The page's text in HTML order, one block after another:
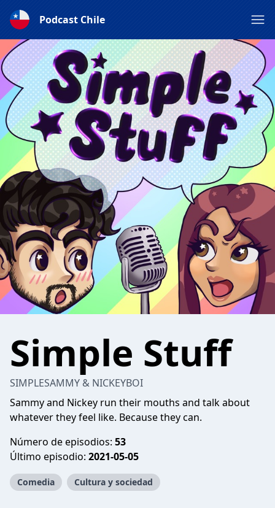
Podcast Chile
Simple Stuff
SIMPLESAMMY & NICKEYBOI
Sammy and Nickey run their mouths and talk about
whatever they feel like. Because they can.
Número de episodios: 53
Último episodio: 2021-05-05
Comedia Cultura y sociedad